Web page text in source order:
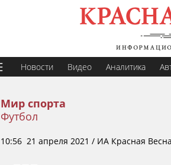
Новости Видео Аналитика
Мир спорта
Футбол
10:56 21 апреля 2021 / ИА Красная Весна